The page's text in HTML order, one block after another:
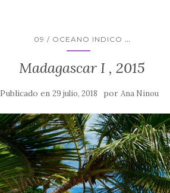
09 / OCEANO INDICO ...
Madagascar I , 2015
Publicado en 29 julio, 2018 por Ana Ninou